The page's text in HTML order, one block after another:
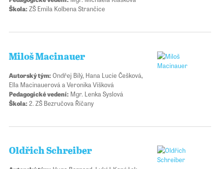
Škola:ZŠ Emila Kolbena Strančice
Miloš Macinauer
Autorský tým:Ondřej Bílý, Hana Lucie Češková,
Ella Macinauerová a Veronika Víšková
Pedagogické vedení: Mgr. Lenka Syslová
Škola:2. ZŠ Bezručova Říčany
Oldřich Schreiber